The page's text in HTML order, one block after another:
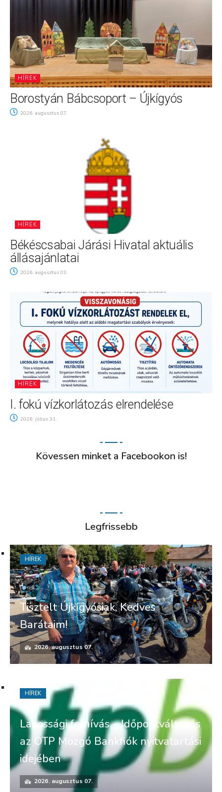
HÍREK
Borostyán Bábcsoport – Újkígyós
2026. augusztus 07.
HÍREK
Békéscsabai Járási Hivatal aktuális
állásajánlatai
2026. augusztus 03.
HÍREK
I. fokú vízkorlátozás elrendelése
2026. július 31.
Kövessen minket a Facebookon is!
Legfrissebb
Tisztelt Újkígyósiak, Kedves
Barátaim!
2026. augusztus 07.
HÍREK
Lakossági felhívás – Időpontváltozás
az OTP Mozgó Bankfiók nyitvatartási
idejében
2026. augusztus 07.
HÍREK